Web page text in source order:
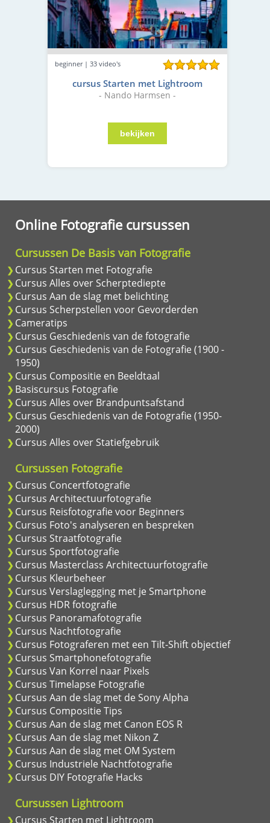
beginner | 33 video's
cursus Starten met Lightroom
- Nando Harmsen -
Online Fotografie cursussen
Cursussen De Basis van Fotografie
Cursus Starten met Fotografie
Cursus Alles over Scherptediepte
Cursus Aan de slag met belichting
Cursus Scherpstellen voor Gevorderden
Cameratips
Cursus Geschiedenis van de fotografie
Cursus Geschiedenis van de Fotografie (1900 -
1950)
Cursus Compositie en Beeldtaal
Basiscursus Fotografie
Cursus Alles over Brandpuntsafstand
Cursus Geschiedenis van de Fotografie (1950-
2000)
Cursus Alles over Statiefgebruik
Cursussen Fotografie
Cursus Concertfotografie
Cursus Architectuurfotografie
Cursus Reisfotografie voor Beginners
Cursus Foto's analyseren en bespreken
Cursus Straatfotografie
Cursus Sportfotografie
Cursus Masterclass Architectuurfotografie
Cursus Kleurbeheer
Cursus Verslaglegging met je Smartphone
Cursus HDR fotografie
Cursus Panoramafotografie
Cursus Nachtfotografie
Cursus Fotograferen met een Tilt-Shift objectief
Cursus Smartphonefotografie
Cursus Van Korrel naar Pixels
Cursus Timelapse Fotografie
Cursus Aan de slag met de Sony Alpha
Cursus Compositie Tips
Cursus Aan de slag met Canon EOS R
Cursus Aan de slag met Nikon Z
Cursus Aan de slag met OM System
Cursus Industriele Nachtfotografie
Cursus DIY Fotografie Hacks
Cursussen Lightroom
Cursus Starten met Lightroom